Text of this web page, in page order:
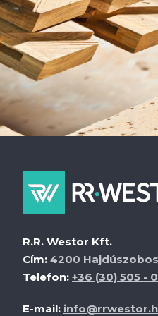
R.R. Westor Kft.
Cím: 4200
Telefon: +36 (30) 505 -
E-mail: